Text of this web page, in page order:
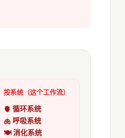
按系统（这个工作流）
🫀 循环系统
🫁 呼吸系统
🍽️ 消化系统